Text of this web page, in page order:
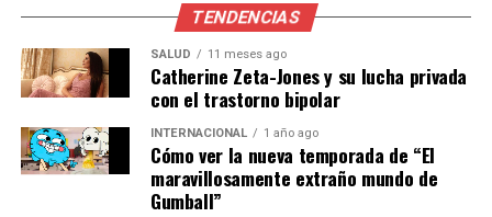
soluciones logísticas innovadoras y en medidas de
seguridad robustas pueden ganar una ventaja
competitiva significativa. Según un estudio de la firma
de investigación de mercado Statista, se espera que el
mercado de comercio electrónico en América Latina
crezca a una tasa compuesta anual del 10% hasta 2025,
lo que sugiere un potencial considerable para el
desarrollo futuro.
TENDENCIAS
SALUD 11 meses ago
Catherine Zeta-Jones y su lucha privada
con el trastorno bipolar
INTERNACIONAL 1 año ago
Cómo ver la nueva temporada de “El
maravillosamente extraño mundo de
Gumball”